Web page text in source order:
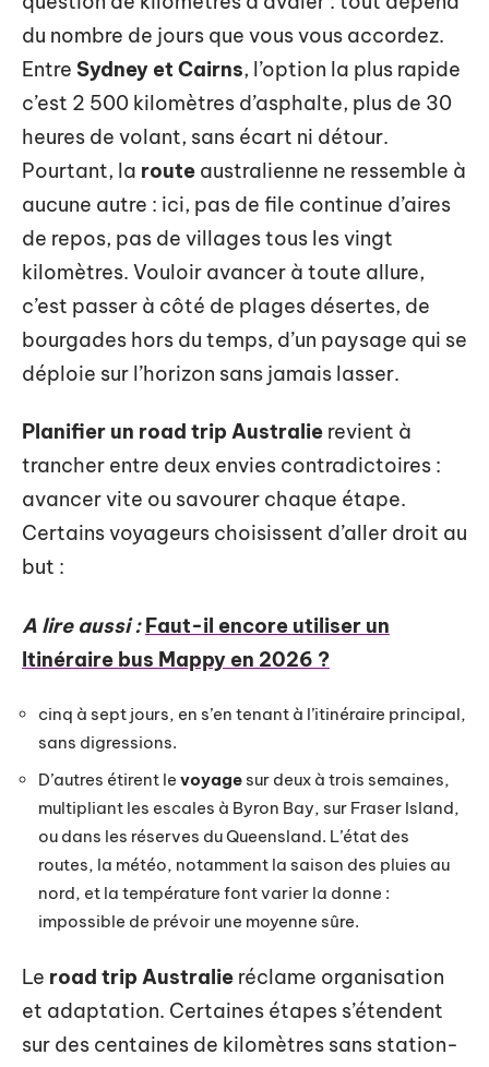
du nombre de jours que vous vous accordez.
Entre Sydney et Cairns, l’option la plus rapide
c’est 2 500 kilomètres d’asphalte, plus de 30
heures de volant, sans écart ni détour.
Pourtant, la route australienne ne ressemble à
aucune autre : ici, pas de file continue d’aires
de repos, pas de villages tous les vingt
kilomètres. Vouloir avancer à toute allure,
c’est passer à côté de plages désertes, de
bourgades hors du temps, d’un paysage qui se
déploie sur l’horizon sans jamais lasser.
Planifier un road trip Australie revient à
trancher entre deux envies contradictoires :
avancer vite ou savourer chaque étape.
Certains voyageurs choisissent d’aller droit au
but :
A lire aussi : Faut-il encore utiliser un
Itinéraire bus Mappy en 2026 ?
cinq à sept jours, en s’en tenant à l’itinéraire principal,
sans digressions.
D’autres étirent le voyage sur deux à trois semaines,
multipliant les escales à Byron Bay, sur Fraser Island,
ou dans les réserves du Queensland. L’état des
routes, la météo, notamment la saison des pluies au
nord, et la température font varier la donne :
impossible de prévoir une moyenne sûre.
Le road trip Australie réclame organisation
et adaptation. Certaines étapes s’étendent
sur des centaines de kilomètres sans station-